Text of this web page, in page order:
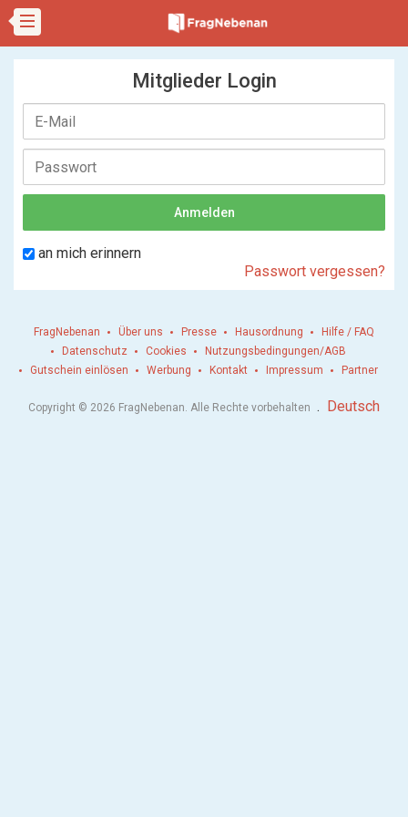
Mitglieder Login
an mich erinnern
Passwort vergessen?
FragNebenan Über uns Presse Hausordnung
Hilfe / FAQ
Datenschutz
Cookies
Nutzungsbedingungen/AGB
Gutschein einlösen
Werbung Kontakt Impressum Partner
Copyright © 2026 FragNebenan. Alle Rechte vorbehalten . Deutsch